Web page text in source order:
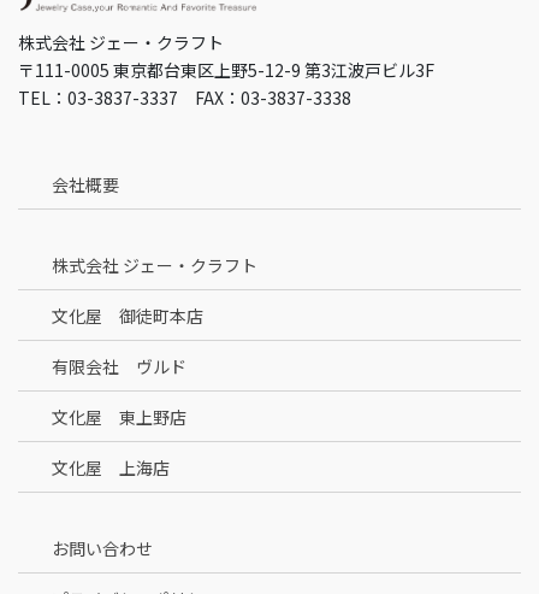
株式会社 ジェー・クラフト
〒111-0005 東京都台東区上野5-12-9 第3江波戸ビル3F
TEL：03-3837-3337 FAX：03-3837-3338
会社概要
株式会社 ジェー・クラフト
文化屋 御徒町本店
有限会社 ヴルド
文化屋 東上野店
文化屋 上海店
お問い合わせ